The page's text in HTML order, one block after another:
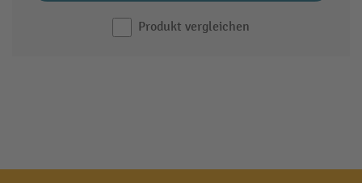
Produkt vergleichen